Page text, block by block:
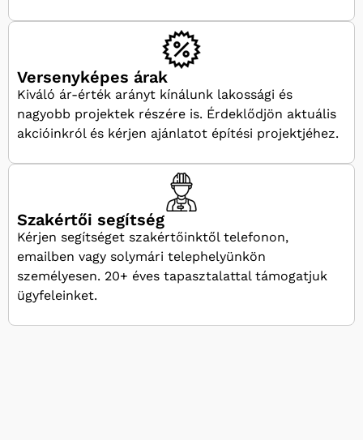
Versenyképes árak
Kiváló ár-érték arányt kínálunk lakossági és
nagyobb projektek részére is. Érdeklődjön aktuális
akcióinkról és kérjen ajánlatot építési projektjéhez.
Szakértői segítség
Kérjen segítséget szakértőinktől telefonon,
emailben vagy solymári telephelyünkön
személyesen. 20+ éves tapasztalattal támogatjuk
ügyfeleinket.